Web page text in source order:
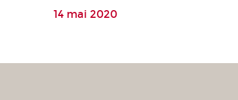
14 mai 2020